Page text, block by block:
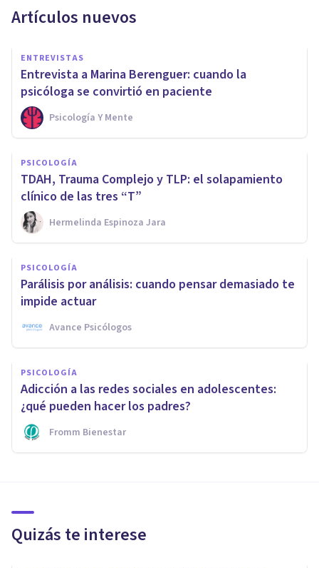
Artículos nuevos
ENTREVISTAS
Entrevista a Marina Berenguer: cuando la
psicóloga se convirtió en paciente
Psicología Y Mente
PSICOLOGÍA
TDAH, Trauma Complejo y TLP: el solapamiento
clínico de las tres “T”
Hermelinda Espinoza Jara
PSICOLOGÍA
Parálisis por análisis: cuando pensar demasiado te
impide actuar
Avance Psicólogos
PSICOLOGÍA
Adicción a las redes sociales en adolescentes:
¿qué pueden hacer los padres?
Fromm Bienestar
Quizás te interese